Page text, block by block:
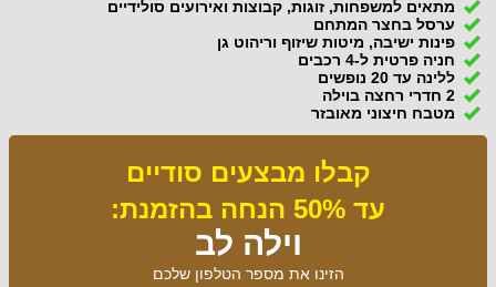
מתאים למשפחות, זוגות, קבוצות ואירועים סולידיים
ערסל בחצר המתחם
פינות ישיבה, מיטות שיזוף וריהוט גן
חניה פרטית ל-4 רכבים
ללינה עד 20 נופשים
2 חדרי רחצה בוילה
מטבח חיצוני מאובזר
קבלו מבצעים סודיים
עד 50% הנחה בהזמנת:
וילה לב
הזינו את מספר הטלפון שלכם